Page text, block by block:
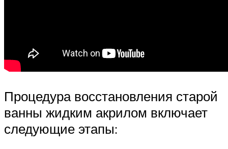
Процедура восстановления старой
ванны жидким акрилом включает
следующие этапы: